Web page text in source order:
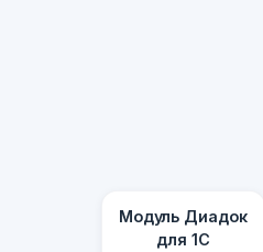
Модуль Диадок
для 1С